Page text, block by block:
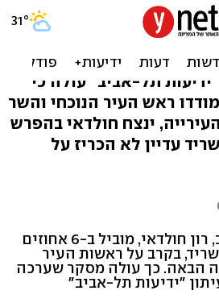
חולדאי - קרב
תל-אביב" עולה כי
ראש העיר הנוכחי והשר
ינצח חולדאי בהפרש
עדיין לא הכריז על
ראש עיריית תל-אביב, רון חולדאי, מוביל ב-6 אחוזים
בקרב על ראשות העיר
הבאה. כך עולה מסקר שערכה
"ידיעות תל-אביב"